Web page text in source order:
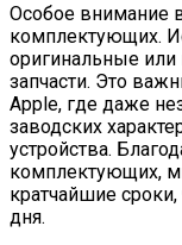
Особое внимание
комплектующих.
оригинальные
запчасти. Это
Apple, где даже
заводских
устройства.
комплектующих,
кратчайшие
дня.